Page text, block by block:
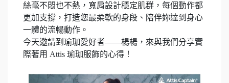
絲毫不悶也不熱，寬肩設計穩定肌群，每個動作都
更加支撐，打造您最柔軟的身段、陪伴妳達到身心
一體的流暢動作。
今天邀請到瑜珈愛好者——楊楊，來與我們分享實
際著用 Attis 瑜珈服飾的心得！